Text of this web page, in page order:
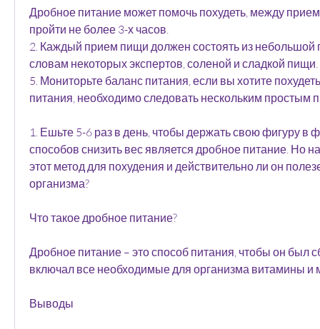
Дробное питание может помочь похудеть, между
пройти не более 3-х часов.
2. Каждый прием пищи должен состоять из небольшой
словам некоторых экспертов, соленой и сладкой пищи.
5. Мониторьте баланс питания, если вы хотите
питания, необходимо следовать нескольким простым
1. Ешьте 5-6 раз в день, чтобы держать свою фигуру в
способов снизить вес является дробное питание. Но
этот метод для похудения и действительно ли он
организма?
Что такое дробное питание?
Дробное питание – это способ питания, чтобы он был
включал все необходимые для организма витамины и
Выводы